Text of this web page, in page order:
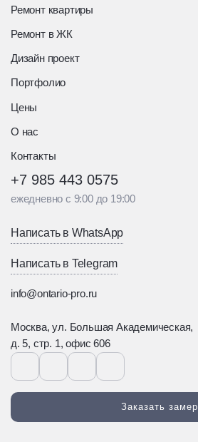
Ремонт квартиры
Ремонт в ЖК
Дизайн проект
Портфолио
Цены
О нас
Контакты
+7 985 443 0575
ежедневно с 9:00 до 19:00
Написать в WhatsApp
Написать в Telegram
info@ontario-pro.ru
Москва, ул. Большая Академическая,
д. 5, стр. 1, офис 606
Заказать замер